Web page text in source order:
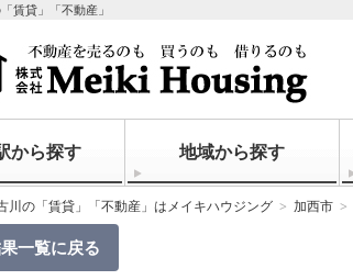
賃貸」「不動産」
から探す 地域から探す
川の「賃貸」「不動産」はメイキハウジング 加西市
一覧に戻る